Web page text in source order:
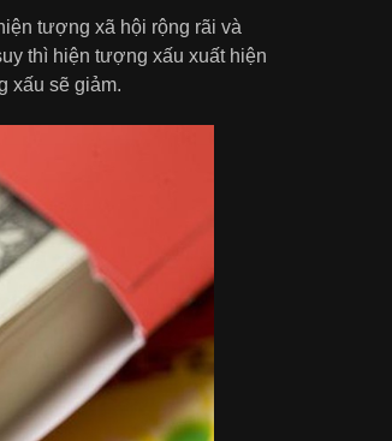
tượng xã hội rộng rãi và
thì hiện tượng xấu xuất hiện
xấu sẽ giảm.